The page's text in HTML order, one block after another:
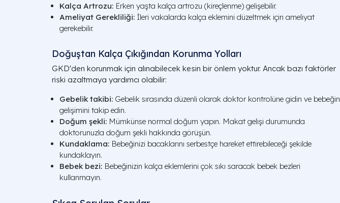
Kalça Artrozu: Erken yaşta kalça artrozu (kireçlenme) gelişebilir.
Ameliyat Gerekliliği: İleri vakalarda kalça eklemini düzeltmek için ameliyat
gerekebilir.
Doğuştan Kalça Çıkığından Korunma Yolları
GKD'den korunmak için alınabilecek kesin bir önlem yoktur. Ancak bazı faktörler
riski azaltmaya yardımcı olabilir:
Gebelik takibi: Gebelik sırasında düzenli olarak doktor kontrolüne gidin ve bebeğin
gelişimini takip edin.
Doğum şekli: Mümkünse normal doğum yapın. Makat gelişi durumunda
doktorunuzla doğum şekli hakkında görüşün.
Kundaklama: Bebeğinizi bacaklarını serbestçe hareket ettirebileceği şekilde
kundaklayın.
Bebek bezi: Bebeğinizin kalça eklemlerini çok sıkı saracak bebek bezleri
kullanmayın.